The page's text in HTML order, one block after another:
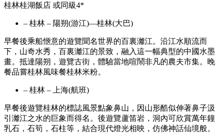
桂林桂湖飯店 或同級4*
– 桂林 – 陽朔(游江)—桂林(大巴)
早餐後乘船愜意的遊覽聞名世界的百裏灕江。沿江水順流而
下，山奇水秀，百裏灕江的景致，融入這一幅典型的中國水墨
畫。抵達陽朔，遊覽古街，體驗當地喧鬧非凡的農夫市集。晚
餐品嘗桂林風味餐桂林米粉。
– 桂林 – 上海(航班)
早餐後遊覽桂林的標誌風景點象鼻山，因山形酷似伸著鼻子汲
引灕江之水的巨象而得名。後遊覽蘆笛岩，洞內可欣賞萬年鐘
乳石，石筍，石柱等，結合現代燈光相映，仿佛神話仙境般。